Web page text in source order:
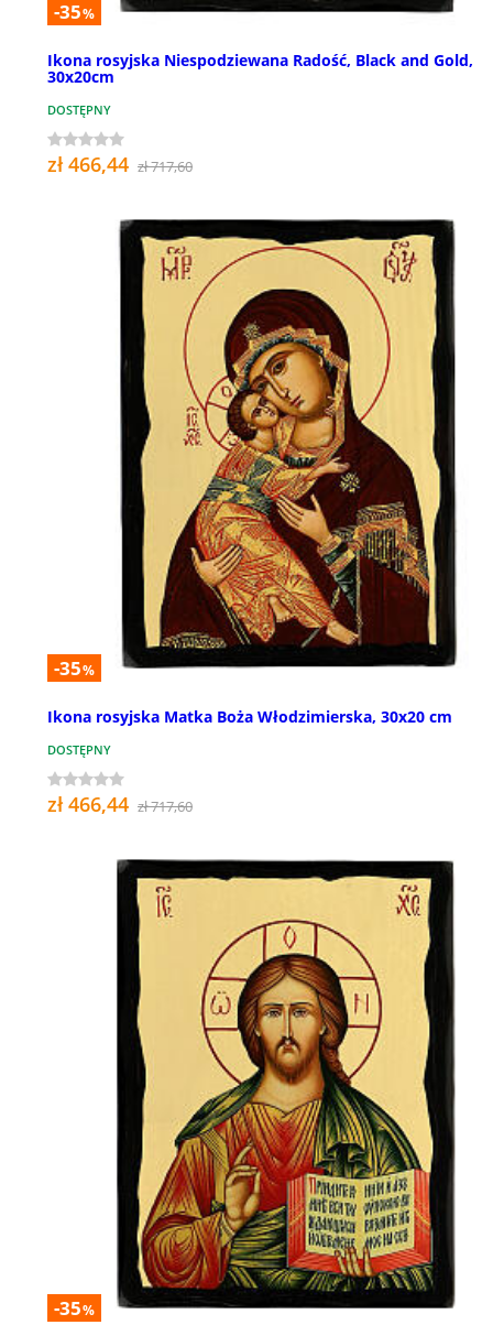
-35%
Ikona rosyjska Niespodziewana Radość, Black and Gold,
30x20cm
DOSTĘPNY
zł 466,44 zł 717,60
-35%
Ikona rosyjska Matka Boża Włodzimierska, 30x20 cm
DOSTĘPNY
zł 466,44 zł 717,60
-35%